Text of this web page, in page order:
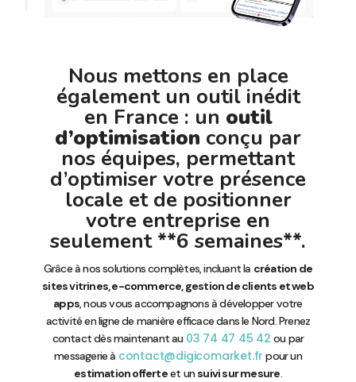
Nous mettons en place
également un outil inédit
en France : un outil
d’optimisation conçu par
nos équipes, permettant
d’optimiser votre présence
locale et de positionner
votre entreprise en
seulement **6 semaines**.
Grâce à nos solutions complètes, incluant la création de
sites vitrines, e-commerce, gestion de clients et web
apps, nous vous accompagnons à développer votre
activité en ligne de manière efficace dans le Nord. Prenez
contact dès maintenant au 03 74 47 45 42 ou par
messagerie à contact@digicomarket.fr pour un
estimation offerteet unsuivi sur mesure.